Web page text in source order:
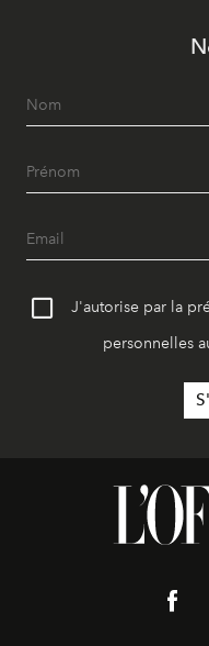
J'autorise par la
personnelles